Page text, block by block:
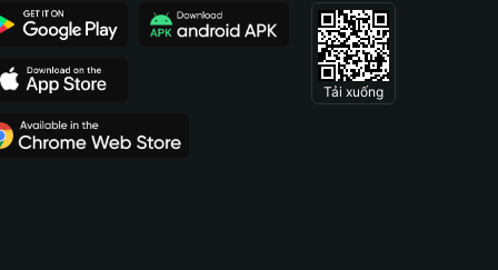
Tải xuống